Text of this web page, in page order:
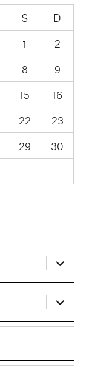
S
D
1
2
8
9
15
16
22
23
29
30
ouvrir
le
sous-
menu
ouvrir
le
sous-
menu